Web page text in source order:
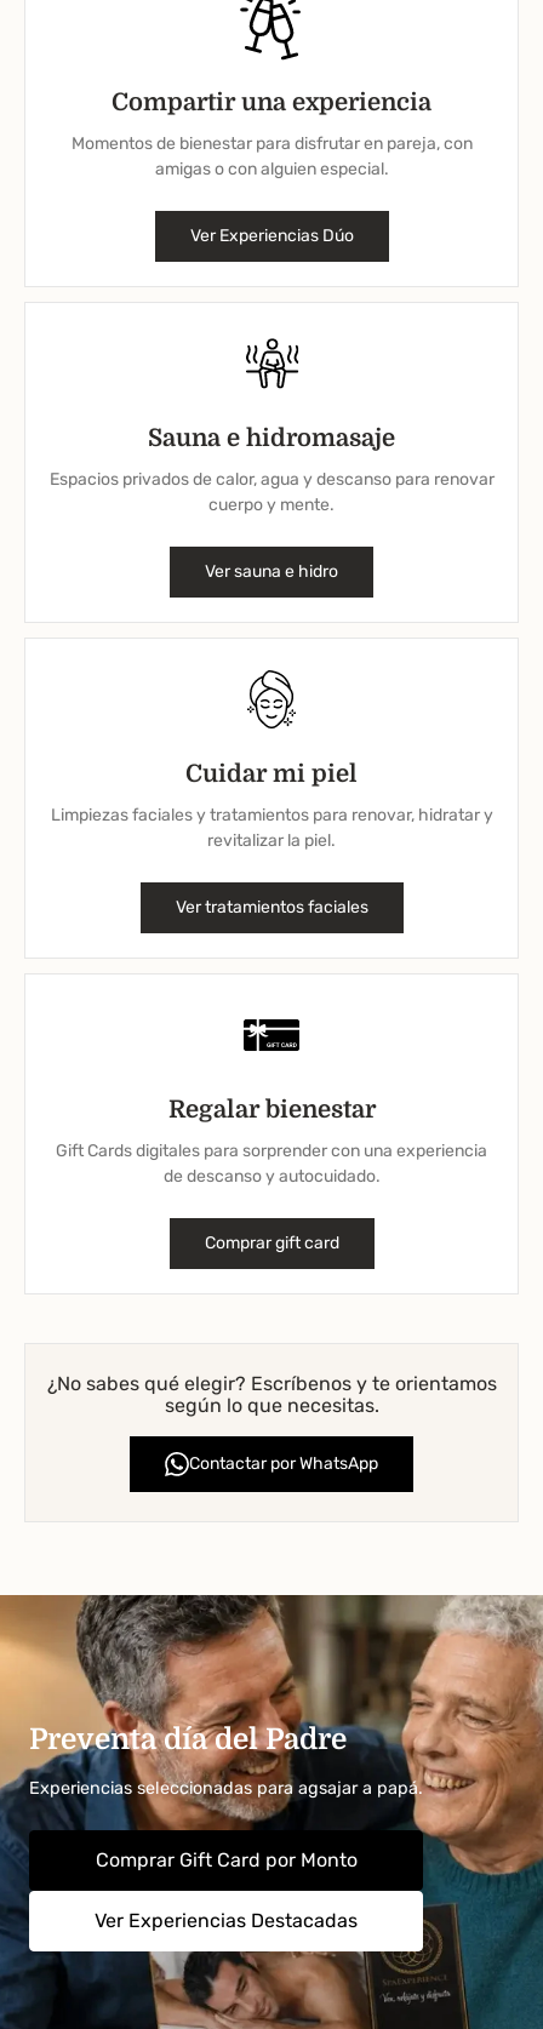
Compartir una experiencia
Momentos de bienestar para disfrutar en pareja, con
amigas o con alguien especial.
Ver Experiencias Dúo
Sauna e hidromasaje
Espacios privados de calor, agua y descanso para renovar
cuerpo y mente.
Ver sauna e hidro
Cuidar mi piel
Limpiezas faciales y tratamientos para renovar, hidratar y
revitalizar la piel.
Ver tratamientos faciales
Regalar bienestar
Gift Cards digitales para sorprender con una experiencia
de descanso y autocuidado.
Comprar gift card
¿No sabes qué elegir? Escríbenos y te orientamos
según lo que necesitas.
Contactar por WhatsApp
Preventa día del Padre
Experiencias seleccionadas para agsajar a papá.
Comprar Gift Card por Monto
Ver Experiencias Destacadas